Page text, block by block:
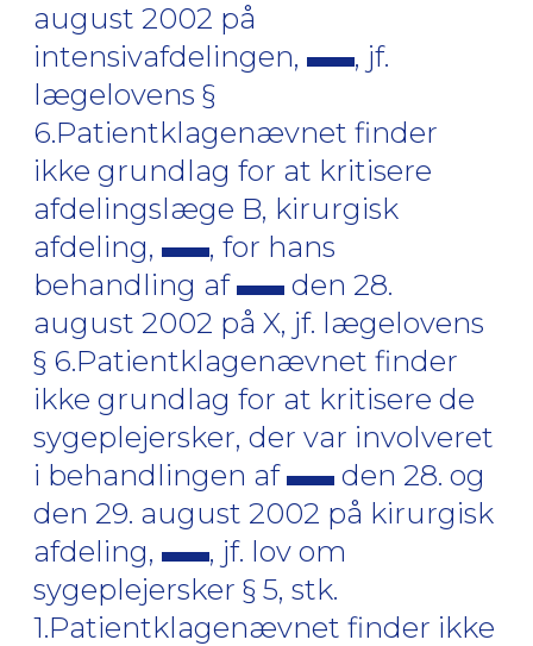
august 2002 på
intensivafdelingen,
, jf.
lægelovens §
6.Patientklagenævnet finder
ikke grundlag for at kritisere
afdelingslæge B, kirurgisk
afdeling,
, for hans
behandling af
den 28.
august 2002 på X, jf. lægelovens
§ 6.Patientklagenævnet finder
ikke grundlag for at kritisere de
sygeplejersker, der var involveret
i behandlingen af
den 28. og
den 29. august 2002 på kirurgisk
afdeling,
, jf. lov om
sygeplejersker § 5, stk.
1.Patientklagenævnet finder ikke